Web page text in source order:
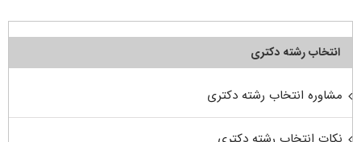
انتخاب رشته دکتری
مشاوره انتخاب رشته دکتری